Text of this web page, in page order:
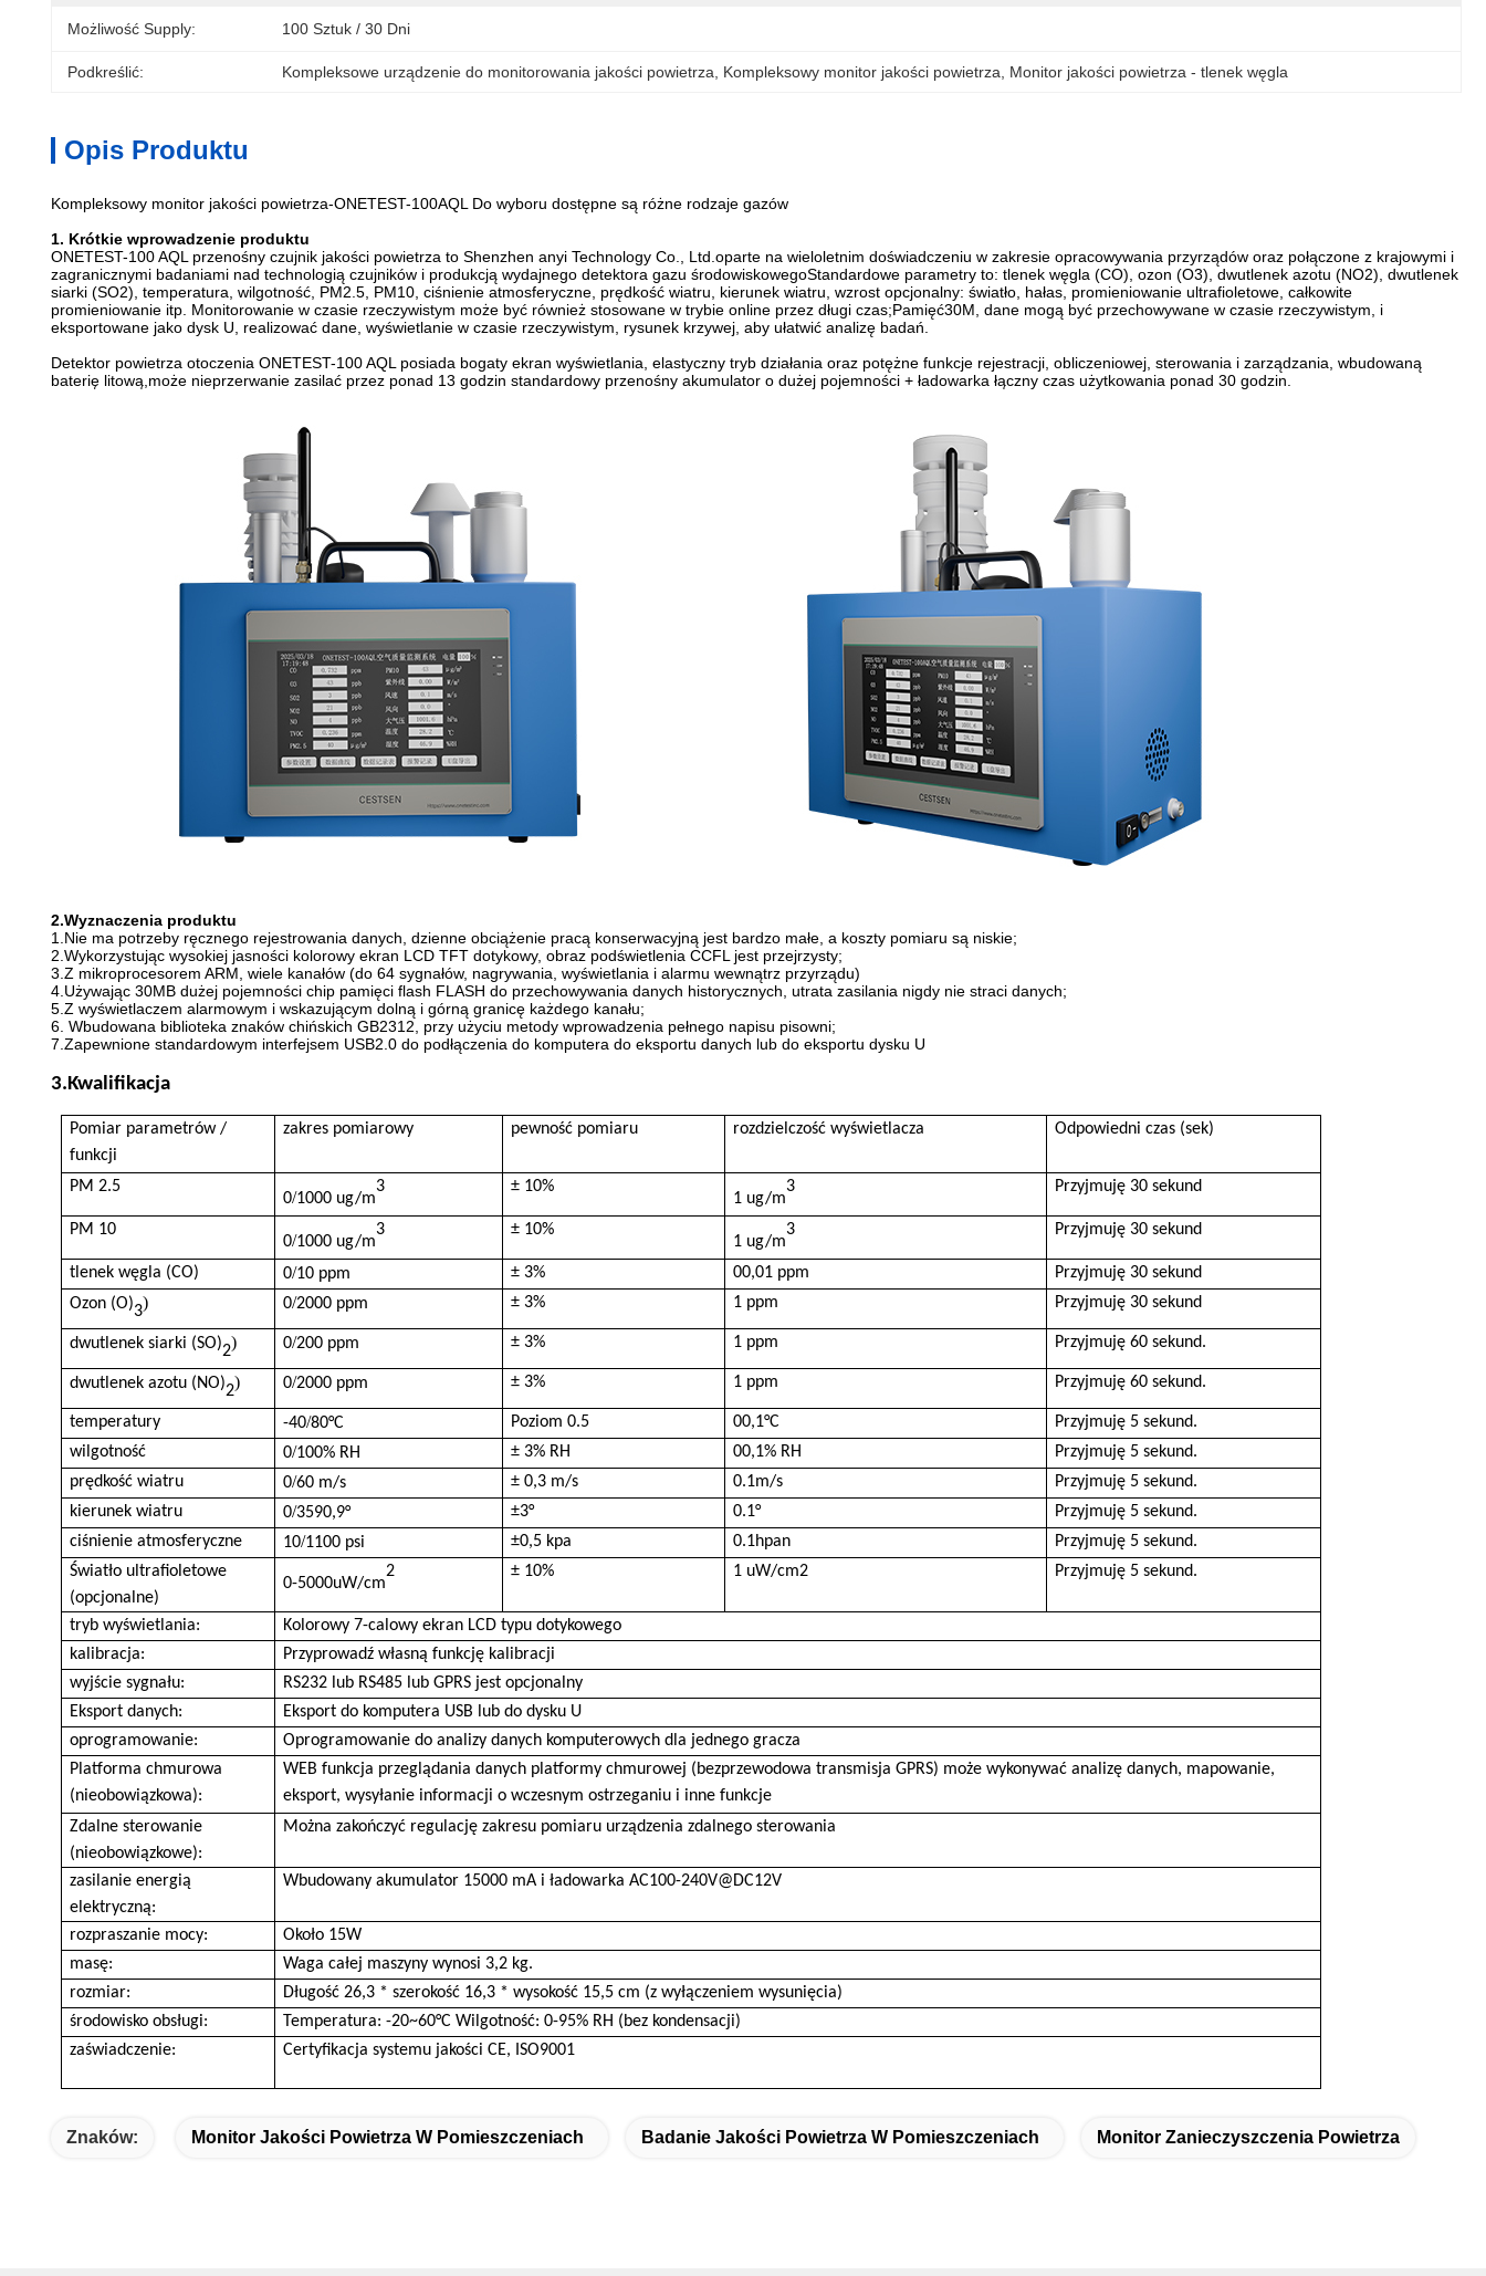
Możliwość Supply: 100 Sztuk / 30 Dni
Podkreślić: Kompleksowe urządzenie do monitorowania jakości powietrza Kompleksowy monitor jakości powietrza Monitor jakości powietrza - tlenek węgla
Opis Produktu
Kompleksowy monitor jakości powietrza-ONETEST-100AQL Do wyboru dostępne są różne rodzaje gazów
1. Krótkie wprowadzenie produktu
ONETEST-100 AQL przenośny czujnik jakości powietrza to Shenzhen anyi Technology Co., Ltd.oparte na wieloletnim doświadczeniu w zakresie opracowywania przyrządów oraz połączone z krajowymi i
zagranicznymi badaniami nad technologią czujników i produkcją wydajnego detektora gazu środowiskowegoStandardowe parametry to: tlenek węgla (CO), ozon (O3), dwutlenek azotu (NO2), dwutlenek
siarki (SO2), temperatura, wilgotność, PM2.5, PM10, ciśnienie atmosferyczne, prędkość wiatru, kierunek wiatru, wzrost opcjonalny: światło, hałas, promieniowanie ultrafioletowe, całkowite
promieniowanie itp. Monitorowanie w czasie rzeczywistym może być również stosowane w trybie online przez długi czas;Pamięć30M, dane mogą być przechowywane w czasie rzeczywistym, i
eksportowane jako dysk U, realizować dane, wyświetlanie w czasie rzeczywistym, rysunek krzywej, aby ułatwić analizę badań.
Detektor powietrza otoczenia ONETEST-100 AQL posiada bogaty ekran wyświetlania, elastyczny tryb działania oraz potężne funkcje rejestracji, obliczeniowej, sterowania i zarządzania, wbudowaną
baterię litową,może nieprzerwanie zasilać przez ponad 13 godzin standardowy przenośny akumulator o dużej pojemności + ładowarka łączny czas użytkowania ponad 30 godzin.
2.Wyznaczenia produktu
1.Nie ma potrzeby ręcznego rejestrowania danych, dzienne obciążenie pracą konserwacyjną jest bardzo małe, a koszty pomiaru są niskie;
2.Wykorzystując wysokiej jasności kolorowy ekran LCD TFT dotykowy, obraz podświetlenia CCFL jest przejrzysty;
3.Z mikroprocesorem ARM, wiele kanałów (do 64 sygnałów, nagrywania, wyświetlania i alarmu wewnątrz przyrządu)
4.Używając 30MB dużej pojemności chip pamięci flash FLASH do przechowywania danych historycznych, utrata zasilania nigdy nie straci danych;
5.Z wyświetlaczem alarmowym i wskazującym dolną i górną granicę każdego kanału;
6. Wbudowana biblioteka znaków chińskich GB2312, przy użyciu metody wprowadzenia pełnego napisu pisowni;
7.Zapewnione standardowym interfejsem USB2.0 do podłączenia do komputera do eksportu danych lub do eksportu dysku U
3.Kwalifikacja
Pomiar parametrów /
funkcji
zakres pomiarowy pewność pomiaru rozdzielczość wyświetlacza Odpowiedni czas (sek)
PM 2.5
0/1000 ug/m
3 ± 10%
1 ug/m
3 Przyjmuję 30 sekund
PM 10
0/1000 ug/m
3 ± 10%
1 ug/m
3 Przyjmuję 30 sekund
tlenek węgla (CO) 0/10 ppm ± 3% 00,01 ppm
Przyjmuję 30 sekund
Ozon (O)3
) 0/2000 ppm ± 3% 1 ppm Przyjmuję 30 sekund
dwutlenek siarki (SO)2
) 0/200 ppm ± 3% 1 ppm Przyjmuję 60 sekund.
dwutlenek azotu (NO)2
) 0/2000 ppm ± 3% 1 ppm Przyjmuję 60 sekund.
temperatury -40/80°C Poziom 0.5 00,1°C
Przyjmuję 5 sekund.
wilgotność
0/100% RH ± 3% RH 00,1% RH
Przyjmuję 5 sekund.
prędkość wiatru
0/60 m/s ± 0,3 m/s 0.1m/s
Przyjmuję 5 sekund.
kierunek wiatru
0/3590,9° ±3° 0.1°
Przyjmuję 5 sekund.
ciśnienie atmosferyczne
10/1100 psi ±0,5 kpa 0.1hpan
Przyjmuję 5 sekund.
Światło ultrafioletowe
(opcjonalne)
0-5000uW/cm
2 ± 10% 1 uW/cm2 Przyjmuję 5 sekund.
tryb wyświetlania:
Kolorowy 7-calowy ekran LCD typu dotykowego
kalibracja:
Przyprowadź własną funkcję kalibracji
wyjście sygnału:
RS232 lub RS485 lub GPRS jest opcjonalny
Eksport danych:
Eksport do komputera USB lub do dysku U
oprogramowanie:
Oprogramowanie do analizy danych komputerowych dla jednego gracza
Platforma chmurowa
(nieobowiązkowa):
WEB funkcja przeglądania danych platformy chmurowej (bezprzewodowa transmisja GPRS) może wykonywać analizę danych, mapowanie,
eksport, wysyłanie informacji o wczesnym ostrzeganiu i inne funkcje
Zdalne sterowanie
(nieobowiązkowe):
Można zakończyć regulację zakresu pomiaru urządzenia zdalnego sterowania
zasilanie energią
elektryczną:
Wbudowany akumulator 15000 mA i ładowarka AC100-240V@DC12V
rozpraszanie mocy:
Około 15W
masę:
Waga całej maszyny wynosi 3,2 kg.
rozmiar:
Długość 26,3 * szerokość 16,3 * wysokość 15,5 cm (z wyłączeniem wysunięcia)
środowisko obsługi:
Temperatura: -20~60°C Wilgotność: 0-95% RH (bez kondensacji)
zaświadczenie:
Certyfikacja systemu jakości CE, ISO9001
Znaków: Monitor Jakości Powietrza W Pomieszczeniach Badanie Jakości Powietrza W Pomieszczeniach Monitor Zanieczyszczenia Powietrza